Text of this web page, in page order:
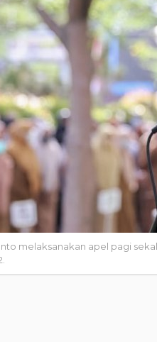
melaksanakan apel pagi